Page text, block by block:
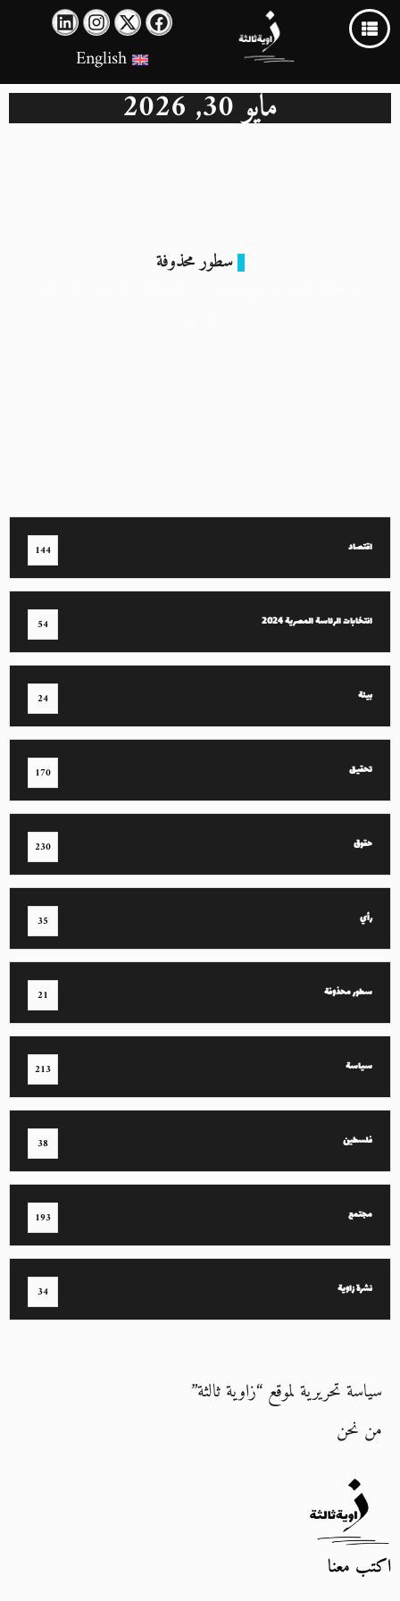
English
مايو 30, 2026
سطور محذوفة
اقتصاد 144
انتخابات الرئاسة المصرية 2024 54
بيئة 24
تحقيق 170
حقوق 230
رأي 35
سطور محذوفة 21
سياسة 213
فلسطين 38
مجتمع 193
نشرة زاوية 34
سياسة تحريرية لموقع “زاوية ثالثة”
من نحن
اكتب معنا